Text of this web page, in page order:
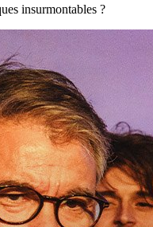
insurmontables ?